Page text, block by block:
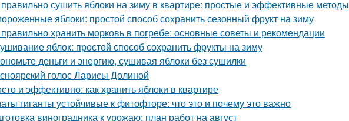
правильно сушить яблоки на зиму в квартире: простые и эффективные методы
яблоки: простой способ сохранить сезонный фрукт на зиму
правильно хранить морковь в погребе: основные советы и рекомендации
яблок: простой способ сохранить фрукты на зиму
деньги и энергию, сушивая яблоки без сушилки
голос Ларисы Долиной
и эффективно: как хранить яблоки в квартире
гиганты устойчивые к фитофторе: что это и почему это важно
виноградника к урожаю: план работ на август